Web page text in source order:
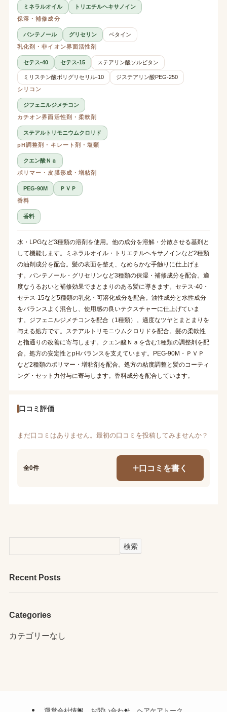
ミネラルオイル
トリエチルヘキサノイン
保湿・補修成分
パンテノール グリセリン
ベタイン
乳化剤・非イオン界面活性剤
セテス-40 セテス-15 ステアリン酸ソルビタン
ミリスチン酸ポリグリセリル-10
ジステアリン酸PEG-250
シリコン
ジフェニルジメチコン
カチオン界面活性剤・柔軟剤
ステアルトリモニウムクロリド
pH調整剤・キレート剤・塩類
クエン酸Ｎａ
ポリマー・皮膜形成・増粘剤
PEG-90M
ＰＶＰ
香料
香料
水・LPGなど3種類の溶剤を使用。他の成分を溶解・分散させる基剤と
して機能します。ミネラルオイル・トリエチルヘキサノインなど2種類
の油剤成分を配合。髪の表面を整え、なめらかな手触りに仕上げま
す。パンテノール・グリセリンなど3種類の保湿・補修成分を配合。適
度なうるおいと補修効果でまとまりのある髪に導きます。セテス-40・
セテス-15など5種類の乳化・可溶化成分を配合。油性成分と水性成分
をバランスよく混合し、使用感の良いテクスチャーに仕上げていま
す。ジフェニルジメチコンを配合（1種類）。適度なツヤとまとまりを
与える処方です。ステアルトリモニウムクロリドを配合。髪の柔軟性
と指通りの改善に寄与します。クエン酸Ｎａを含む1種類の調整剤を配
合。処方の安定性とpHバランスを支えています。PEG-90M・ＰＶＰ
など2種類のポリマー・増粘剤を配合。処方の粘度調整と髪のコーティ
ング・セット力付与に寄与します。香料成分を配合しています。
口コミ評価
まだ口コミはありません。最初の口コミを投稿してみませんか？
全0件 口コミを書く
検索
Recent Posts
Categories
カテゴリーなし